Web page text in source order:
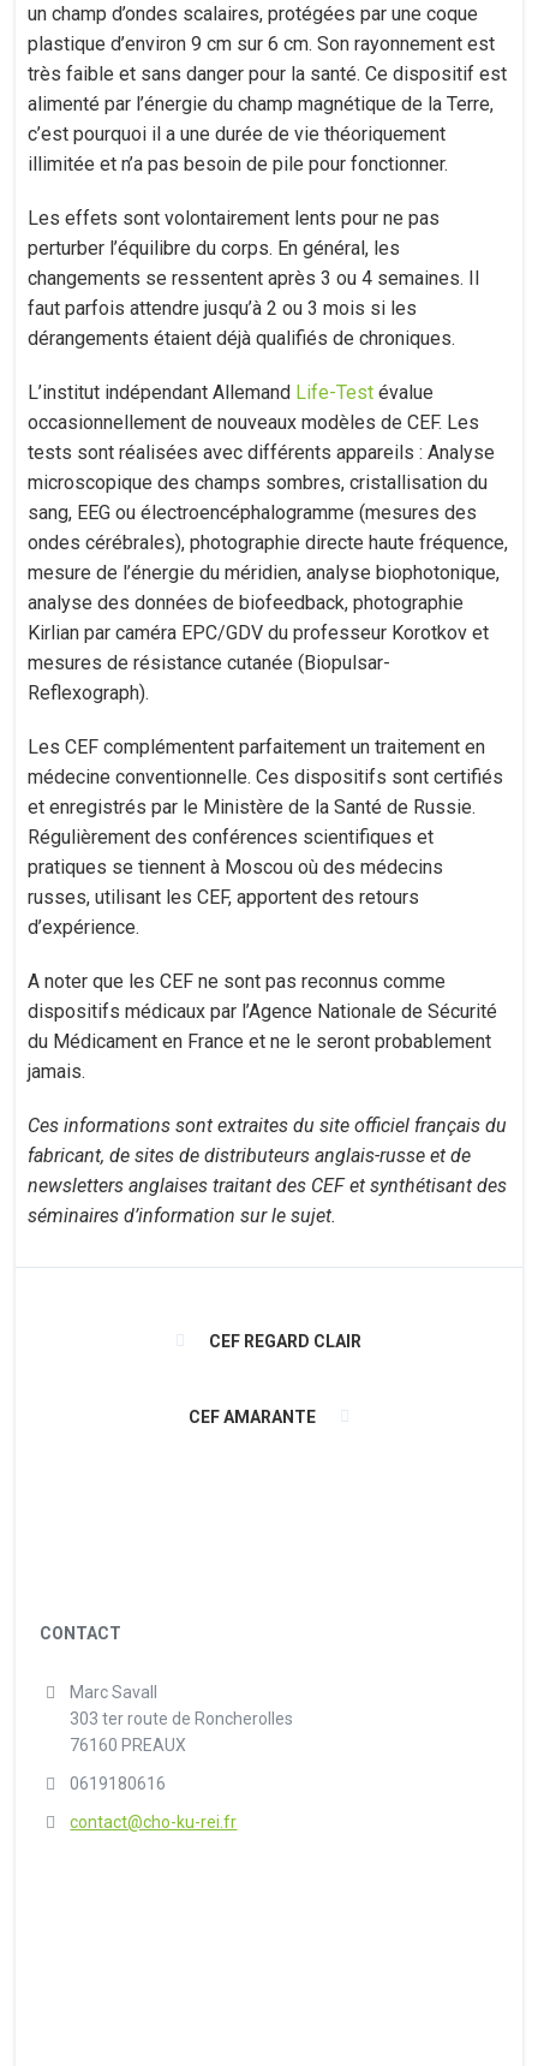
un champ d’ondes scalaires, protégées par une coque
plastique d’environ 9 cm sur 6 cm. Son rayonnement est
très faible et sans danger pour la santé. Ce dispositif est
alimenté par l’énergie du champ magnétique de la Terre,
c’est pourquoi il a une durée de vie théoriquement
illimitée et n’a pas besoin de pile pour fonctionner.
Les effets sont volontairement lents pour ne pas
perturber l’équilibre du corps. En général, les
changements se ressentent après 3 ou 4 semaines. Il
faut parfois attendre jusqu’à 2 ou 3 mois si les
dérangements étaient déjà qualifiés de chroniques.
L’institut indépendant Allemand Life-Test évalue
occasionnellement de nouveaux modèles de CEF. Les
tests sont réalisées avec différents appareils : Analyse
microscopique des champs sombres, cristallisation du
sang, EEG ou électroencéphalogramme (mesures des
ondes cérébrales), photographie directe haute fréquence,
mesure de l’énergie du méridien, analyse biophotonique,
analyse des données de biofeedback, photographie
Kirlian par caméra EPC/GDV du professeur Korotkov et
mesures de résistance cutanée (Biopulsar-
Reflexograph).
Les CEF complémentent parfaitement un traitement en
médecine conventionnelle. Ces dispositifs sont certifiés
et enregistrés par le Ministère de la Santé de Russie.
Régulièrement des conférences scientifiques et
pratiques se tiennent à Moscou où des médecins
russes, utilisant les CEF, apportent des retours
d’expérience.
A noter que les CEF ne sont pas reconnus comme
dispositifs médicaux par l’Agence Nationale de Sécurité
du Médicament en France et ne le seront probablement
jamais.
Ces informations sont extraites du site officiel français du
fabricant, de sites de distributeurs anglais-russe et de
newsletters anglaises traitant des CEF et synthétisant des
séminaires d’information sur le sujet.
CEF REGARD CLAIR
CEF AMARANTE
CONTACT
Marc Savall
303 ter route de Roncherolles
76160 PREAUX
0619180616
contact@cho-ku-rei.fr